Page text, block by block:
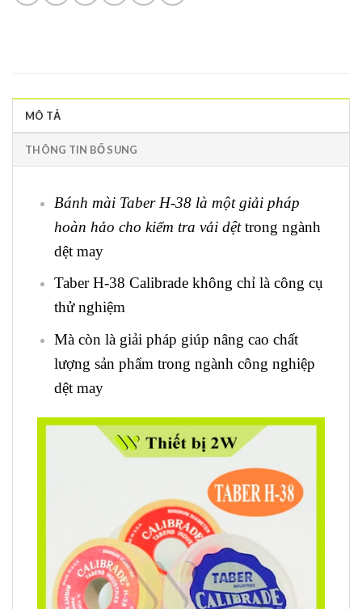
MÔ TẢ
THÔNG TIN BỔ SUNG
Bánh mài Taber H-38 là một giải pháp
hoàn hảo cho kiểm tra vải dệttrong ngành
dệt may
Taber H-38 Calibrade không chỉ là công cụ
thử nghiệm
Mà còn là giải pháp giúp nâng cao chất
lượng sản phẩm trong ngành công nghiệp
dệt may